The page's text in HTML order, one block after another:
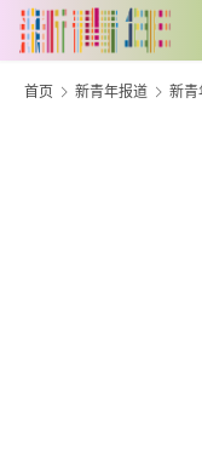
首页 新青年报道 新青